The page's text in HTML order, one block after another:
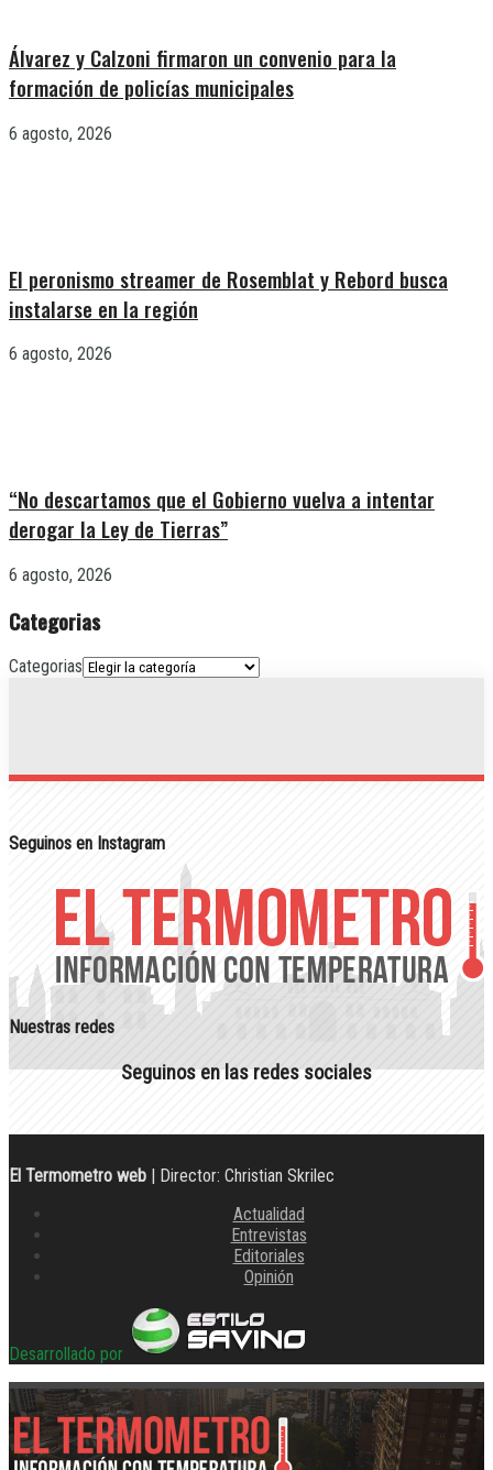
Álvarez y Calzoni firmaron un convenio para la
formación de policías municipales
6 agosto, 2026
El peronismo streamer de Rosemblat y Rebord busca
instalarse en la región
6 agosto, 2026
“No descartamos que el Gobierno vuelva a intentar
derogar la Ley de Tierras”
6 agosto, 2026
Categorias
Categorias
Seguinos en Instagram
Nuestras redes
Seguinos en las redes sociales
El Termometro web | Director: Christian Skrilec
Actualidad
Entrevistas
Editoriales
Opinión
Desarrollado por